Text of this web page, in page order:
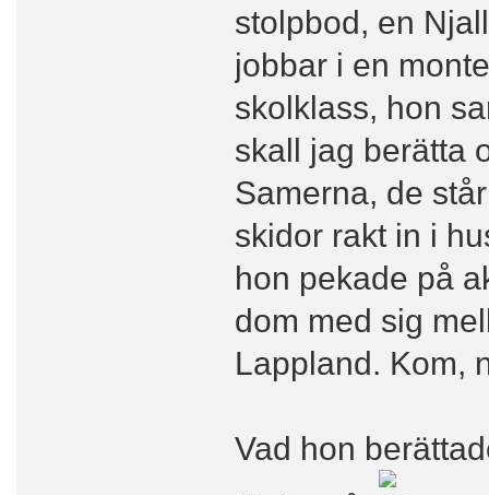
stolpbod, en
jobbar i en
skolklass, hon
skall jag berätta
Samerna, de
skidor rakt in i
hon pekade på
dom med sig
Lappland. Kom,
Vad hon